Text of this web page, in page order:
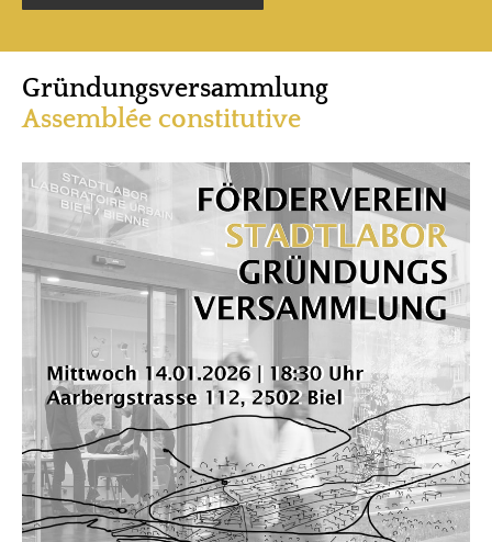
Gründungsversammlung
Assemblée constitutive